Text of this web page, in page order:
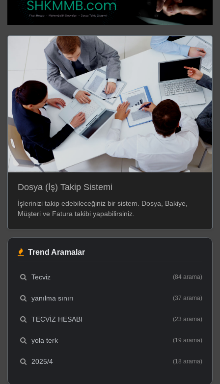
Dosya (İş) Takip Sistemi
İşlerinizi takip edebileceğiniz bir sistem. Dosya, Bakiye,
Müşteri ve Fatura takibi yapabilirsiniz.
Trend Aramalar
Tecviz (84 arama)
yanılma sınırı (37 arama)
TECVİZ HESABI (23 arama)
yola terk (19 arama)
2025/4 (18 arama)